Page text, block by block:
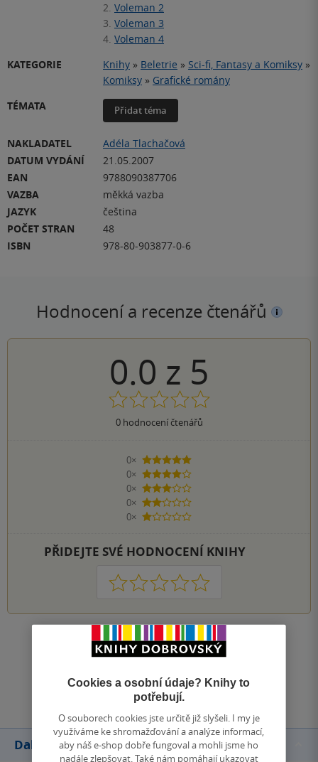
2. Voleman 2
3. Voleman 3
4. Voleman 4
KATEGORIE
Knihy » Beletrie » Sci-fi, Fantasy a Komiksy »
Komiksy » Grafické romány
TÉMATA
Přidat téma
NAKLADATEL
Adéla Tlachačová
DATUM VYDÁNÍ
21.05.2007
EAN
9788090387706
VAZBA
měkká vazba
JAZYK
čeština
POČET STRAN
48
ISBN
978-80-903877-0-6
Hodnocení a recenze čtenářů
0.0 z 5
0hodnocení čtenářů
0×
5 hvězdiček
0×
4 hvězdičky
0×
3 hvězdičky
0×
2 hvězdičky
0×
1 hvezdička
PŘIDEJTE SVÉ HODNOCENÍ KNIHY
1 2 3 4 5
Zobrazit všechna hodnocení
Přidat hodnocení
Další knihy autora
Cookies a osobní údaje? Knihy to
potřebují.
O souborech cookies jste určitě již slyšeli. I my je
využíváme ke shromažďování a analýze informací,
aby náš e-shop dobře fungoval a mohli jsme ho
nadále zlepšovat. Také nám pomáhají ukazovat